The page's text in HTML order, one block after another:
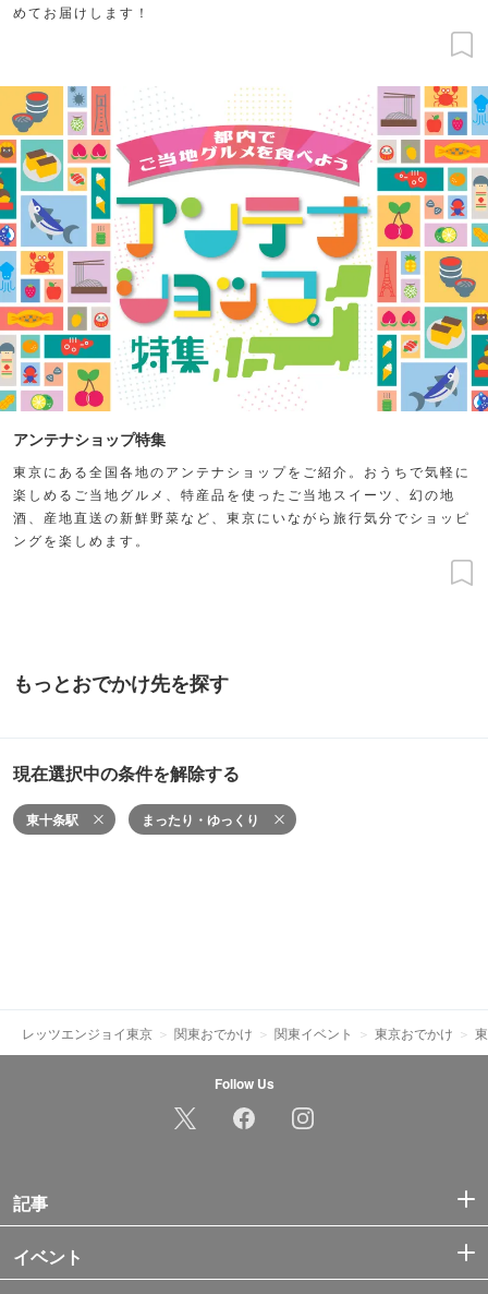
めてお届けします！
アンテナショップ特集
東京にある全国各地のアンテナショップをご紹介。おうちで気軽に
楽しめるご当地グルメ、特産品を使ったご当地スイーツ、幻の地
酒、産地直送の新鮮野菜など、東京にいながら旅行気分でショッピ
ングを楽しめます。
もっとおでかけ先を探す
現在選択中の条件を解除する
東十条駅 まったり・ゆっくり
レッツエンジョイ東京 関東おでかけ 関東イベント 東京おでかけ
Follow Us
記事
イベント